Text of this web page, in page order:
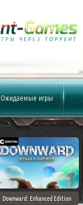
Ожидаемые игры
Downward: Enhanced Edition